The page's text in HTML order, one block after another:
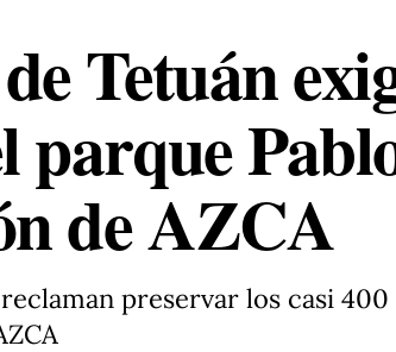
Tetuán
parque
de AZCA
preservar los casi